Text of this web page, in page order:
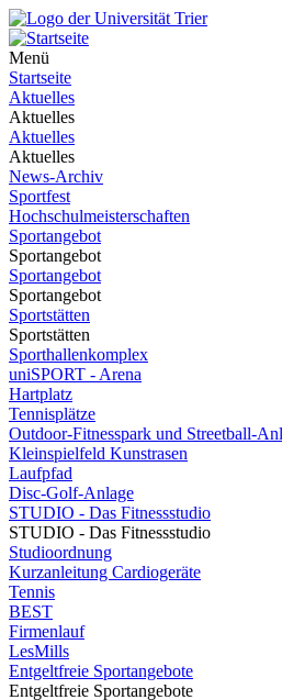
Menü
Startseite
Aktuelles
Aktuelles
Aktuelles
Aktuelles
News-Archiv
Sportfest
Hochschulmeisterschaften
Sportangebot
Sportangebot
Sportangebot
Sportangebot
Sportstätten
Sportstätten
Sporthallenkomplex
uniSPORT - Arena
Hartplatz
Tennisplätze
Outdoor-Fitnesspark und Streetball-
Kleinspielfeld Kunstrasen
Laufpfad
Disc-Golf-Anlage
STUDIO - Das Fitnessstudio
STUDIO - Das Fitnessstudio
Studioordnung
Kurzanleitung Cardiogeräte
Tennis
BEST
Firmenlauf
LesMills
Entgeltfreie Sportangebote
Entgeltfreie Sportangebote